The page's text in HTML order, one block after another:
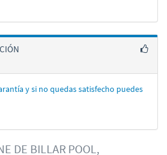
y si no quedas satisfecho puedes
DE BILLAR POOL,